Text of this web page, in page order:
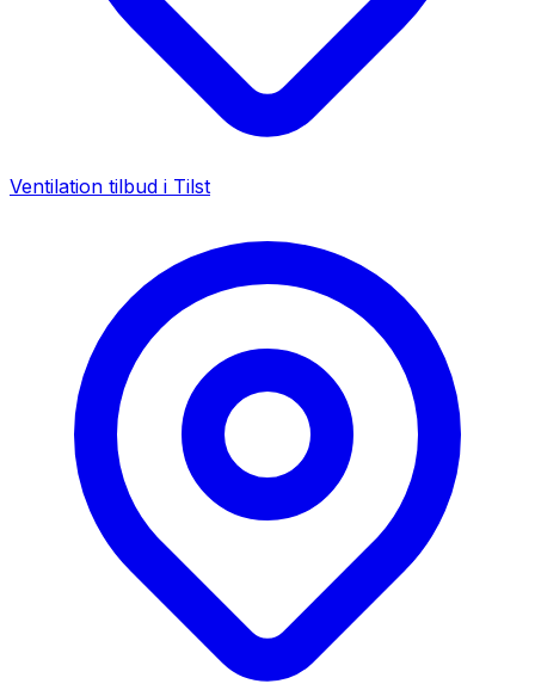
Ventilation tilbud i Tilst